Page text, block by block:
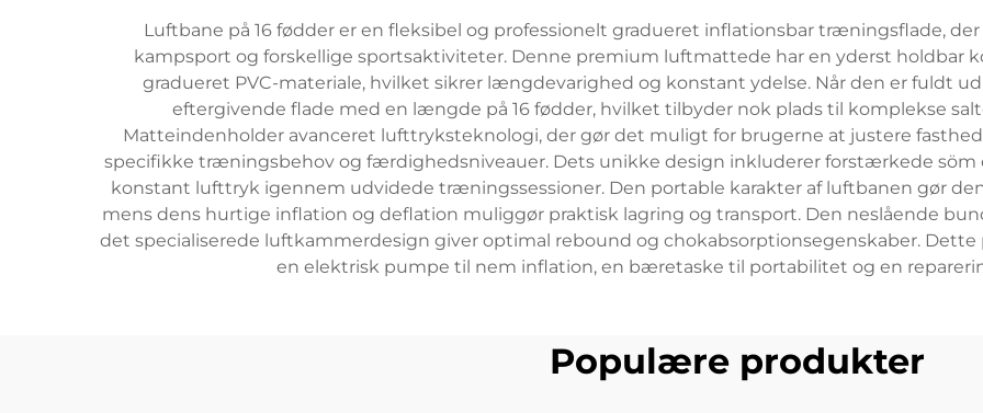
Luftbane på 16 fødder er en fleksibel og professionelt gradueret inflationsbar træningsflade,
kampsport og forskellige sportsaktiviteter. Denne premium luftmattede har en yderst holdbar
gradueret PVC-materiale, hvilket sikrer længdevarighed og konstant ydelse. Når den er fuldt
eftergivende flade med en længde på 16 fødder, hvilket tilbyder nok plads til komplekse
Matteindenholder avanceret lufttryksteknologi, der gør det muligt for brugerne at justere
specifikke træningsbehov og færdighedsniveauer. Dets unikke design inkluderer forstærkede
konstant lufttryk igennem udvidede træningssessioner. Den portable karakter af luftbanen gør
mens dens hurtige inflation og deflation muliggør praktisk lagring og transport. Den neslående
det specialiserede luftkammerdesign giver optimal rebound og chokabsorptionsegenskaber.
en elektrisk pumpe til nem inflation, en bæretaske til portabilitet og en
Populære produkter